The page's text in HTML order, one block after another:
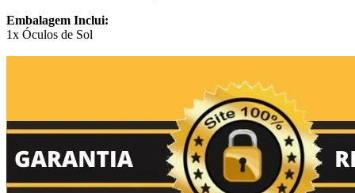
Embalagem Inclui:
1x Óculos de Sol